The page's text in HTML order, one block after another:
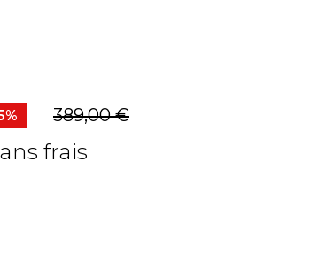
389,00 €
frais